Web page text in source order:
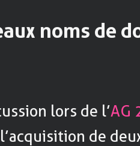
noms de
lors de l’AG
de